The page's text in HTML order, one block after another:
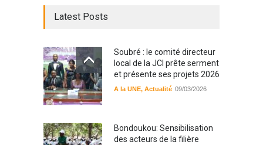
Latest Posts
Soubré : le comité directeur
local de la JCI prête serment
et présente ses projets 2026
A la UNE, Actualité 09/03/2026
Bondoukou: Sensibilisation
des acteurs de la filière